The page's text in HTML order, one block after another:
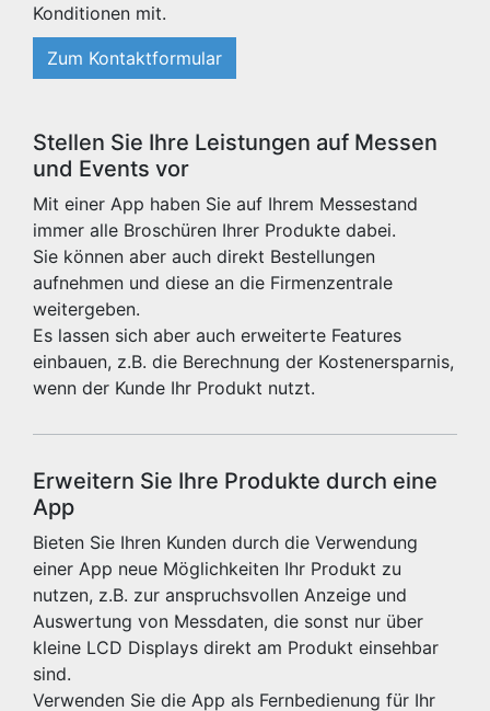
Konditionen mit.
Zum Kontaktformular
Stellen Sie Ihre Leistungen auf Messen
und Events vor
Mit einer App haben Sie auf Ihrem Messestand
immer alle Broschüren Ihrer Produkte dabei.
Sie können aber auch direkt Bestellungen
aufnehmen und diese an die Firmenzentrale
weitergeben.
Es lassen sich aber auch erweiterte Features
einbauen, z.B. die Berechnung der Kostenersparnis,
wenn der Kunde Ihr Produkt nutzt.
Erweitern Sie Ihre Produkte durch eine
App
Bieten Sie Ihren Kunden durch die Verwendung
einer App neue Möglichkeiten Ihr Produkt zu
nutzen, z.B. zur anspruchsvollen Anzeige und
Auswertung von Messdaten, die sonst nur über
kleine LCD Displays direkt am Produkt einsehbar
sind.
Verwenden Sie die App als Fernbedienung für Ihr